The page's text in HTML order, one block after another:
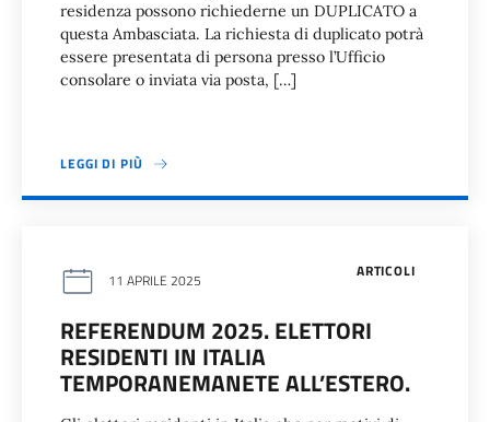
residenza possono richiederne un DUPLICATO a
questa Ambasciata. La richiesta di duplicato potrà
essere presentata di persona presso l’Ufficio
consolare o inviata via posta, […]
LEGGI DI PIÙ
ARTICOLI
11 APRILE 2025
REFERENDUM 2025. ELETTORI
RESIDENTI IN ITALIA
TEMPORANEMANETE ALL’ESTERO.